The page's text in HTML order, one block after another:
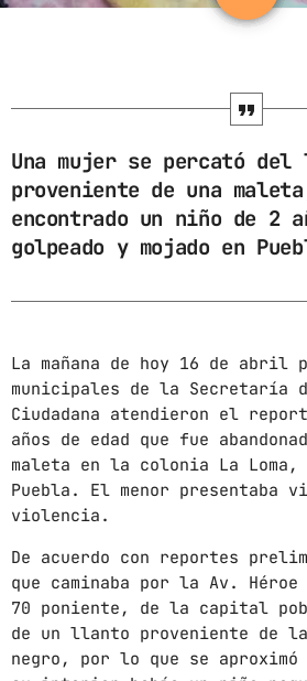
marzo 2025
febrero 2025
enero 2025
diciembre 2024
septiembre 2024
agosto 2024
julio 2024
junio 2024
abril 2024
marzo 2024
febrero 2024
Una mujer se percató
proveniente de una
encontrado un niño de 2
golpeado y mojado en
La mañana de hoy 16 de abril
municipales de la Secretaría
Ciudadana atendieron el
años de edad que fue
maleta en la colonia La
Puebla. El menor presentaba
violencia.
De acuerdo con reportes
que caminaba por la Av.
70 poniente, de la capital
de un llanto proveniente de
negro, por lo que se aproximó